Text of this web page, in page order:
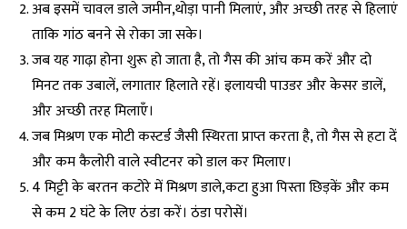
अब इसमें चावल डाले जमीन,थोड़ा पानी मिलाएं, और अच्छी तरह से हिलाएं
ताकि गांठ बनने से रोका जा सके।
जब यह गाढ़ा होना शुरू हो जाता है, तो गैस की आंच कम करें और दो
मिनट तक उबालें, लगातार हिलाते रहें। इलायची पाउडर और केसर डालें,
और अच्छी तरह मिलाएँ।
जब मिश्रण एक मोटी कस्टर्ड जैसी स्थिरता प्राप्त करता है, तो गैस से हटा दें
और कम कैलोरी वाले स्वीटनर को डाल कर मिलाए।
4 मिट्टी के बरतन कटोरे में मिश्रण डाले,कटा हुआ पिस्ता छिड़कें और कम
से कम 2 घंटे के लिए ठंडा करें। ठंडा परोसें।